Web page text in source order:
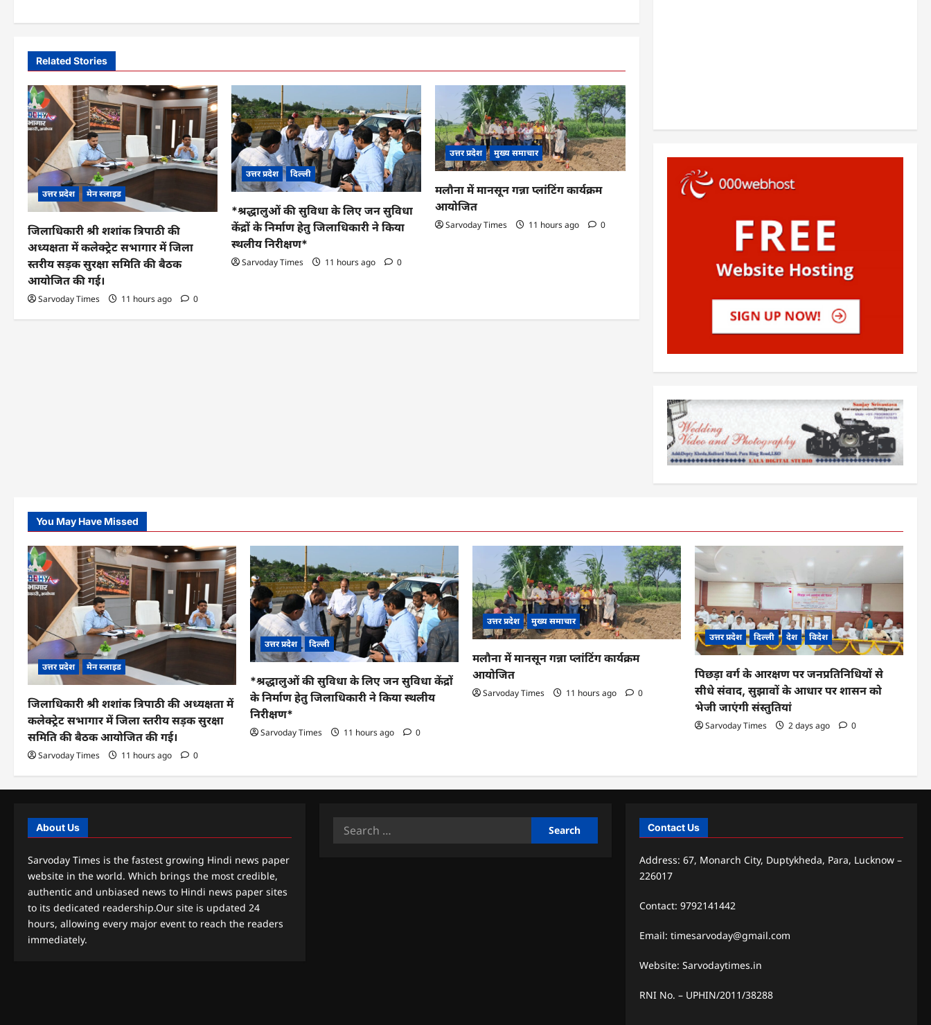
n
a
v
i
g
a
t
i
o
n
Related Stories
उत्तर प्रदेश मेन स्लाइड
जिलाधिकारी श्री शशांक त्रिपाठी की
अध्यक्षता में कलेक्ट्रेट सभागार में जिला
स्तरीय सड़क सुरक्षा समिति की बैठक
आयोजित की गई।
Sarvoday Times 11 hours ago 0
उत्तर प्रदेश दिल्ली
*श्रद्धालुओं की सुविधा के लिए जन सुविधा
केंद्रों के निर्माण हेतु जिलाधिकारी ने किया
स्थलीय निरीक्षण*
Sarvoday Times 11 hours ago 0
उत्तर प्रदेश मुख्य समाचार
मलौना में मानसून गन्ना प्लांटिंग कार्यक्रम
आयोजित
Sarvoday Times 11 hours ago 0
You May Have Missed
उत्तर प्रदेश मेन स्लाइड
जिलाधिकारी श्री शशांक त्रिपाठी की अध्यक्षता में
कलेक्ट्रेट सभागार में जिला स्तरीय सड़क सुरक्षा
समिति की बैठक आयोजित की गई।
Sarvoday Times 11 hours ago 0
उत्तर प्रदेश दिल्ली
*श्रद्धालुओं की सुविधा के लिए जन सुविधा केंद्रों
के निर्माण हेतु जिलाधिकारी ने किया स्थलीय
निरीक्षण*
Sarvoday Times 11 hours ago 0
उत्तर प्रदेश मुख्य समाचार
मलौना में मानसून गन्ना प्लांटिंग कार्यक्रम
आयोजित
Sarvoday Times 11 hours ago 0
उत्तर प्रदेश दिल्ली देश विदेश
पिछड़ा वर्ग के आरक्षण पर जनप्रतिनिधियों से
सीधे संवाद, सुझावों के आधार पर शासन को
भेजी जाएंगी संस्तुतियां
Sarvoday Times 2 days ago 0
About Us
Sarvoday Times is the fastest growing Hindi news paper
website in the world. Which brings the most credible,
authentic and unbiased news to Hindi news paper sites
to its dedicated readership.Our site is updated 24
hours, allowing every major event to reach the readers
immediately.
Search
Contact Us
Address: 67, Monarch City, Duptykheda, Para, Lucknow –
226017
Contact: 9792141442
Email: timesarvoday@gmail.com
Website: Sarvodaytimes.in
RNI No. – UPHIN/2011/38288